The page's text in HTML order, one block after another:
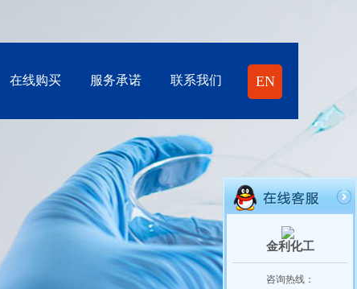
在线购买 服务承诺 联系我们 EN
金利化工
咨询热线：